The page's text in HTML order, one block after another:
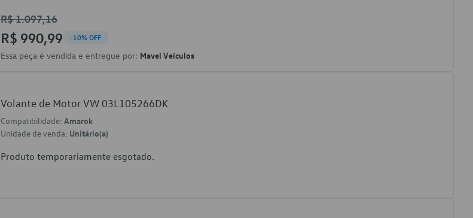
R$ 1.097,16
R$ 990,99 -10% OFF
Essa peça é vendida e entregue por: Mavel Veículos
Volante de Motor VW 03L105266DK
Compatibilidade: Amarok
Unidade de venda: Unitário(a)
Produto temporariamente esgotado.